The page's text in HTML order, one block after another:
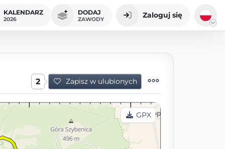
KALENDARZ
2026
DODAJ
ZAWODY Zaloguj się
2 Zapisz w ulubionych
GPX